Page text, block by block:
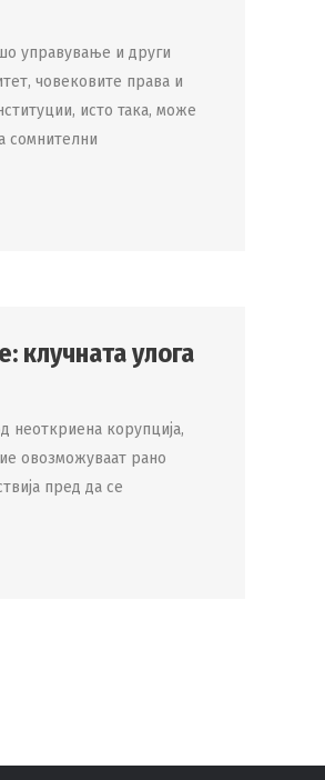
управување и други
човековите права и
исто така, може
сомнителни
клучната улога
неоткриена корупција,
овозможуваат рано
пред да се